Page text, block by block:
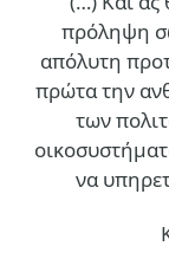
πρόληψη
απόλυτη
πρώτα την
των
να